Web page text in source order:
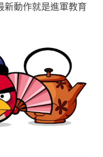
新動作就是進軍教育